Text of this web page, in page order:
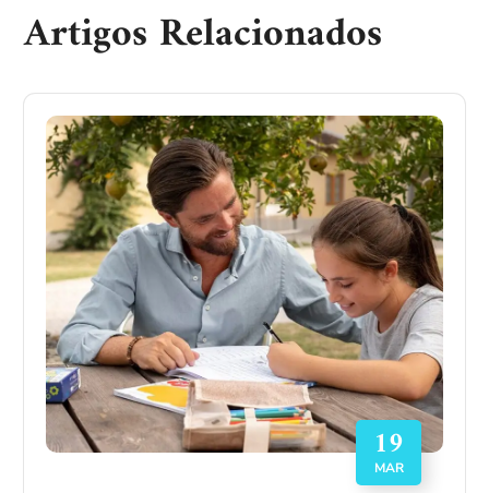
Artigos Relacionados
19
MAR